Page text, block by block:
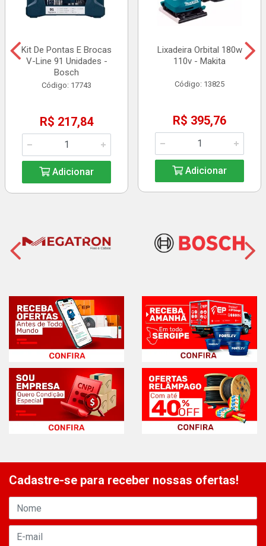
Kit De Pontas E Brocas
V-Line 91 Unidades -
Bosch
Código: 17743
R$ 217,84
Adicionar
Lixadeira Orbital 180w
110v - Makita
Código: 13825
R$ 395,76
Adicionar
Cadastre-se para receber nossas ofertas!